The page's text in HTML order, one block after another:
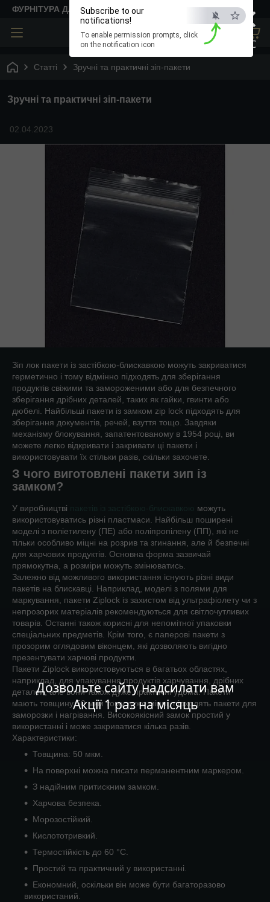
×
ESC
Дозвольте сайту надсилати вам
Акції 1 раз на місяць
Subscribe to our
notifications!
To enable permission prompts, click
on the notification icon
ФУРНІТУРА ДЛЯ ТВОРЧОСТІ
Статті Зручні та практичні зіп-пакети
Зручні та практичні зіп-пакети
02.04.2023
Зіп лок пакети із застібкою-блискавкою можуть закриватися
герметично і тому відмінно підходять для зберігання
продуктів свіжими та замороженими або для безпечного
зберігання дрібних деталей, таких як гайки, гвинти або
дюбелі. Найбільші пакети із замком zip lock підходять для
зберігання документів, речей, взуття тощо. Завдяки
механізму блокування, запатентованому в 1954 році, ви
можете легко відкривати і закривати ці пакети і
використовувати їх стільки разів, скільки захочете.
З чого виготовлені пакети зип із
замком?
У виробництві
можуть
використовуватись різні пластмаси. Найбільш поширені
моделі з поліетилену (ПЕ) або поліпропілену (ПП), які не
тільки особливо міцні на розрив та згинання, але й безпечні
для харчових продуктів. Основна форма зазвичай
прямокутна, а розміри можуть змінюватись.
Залежно від можливого використання існують різні види
пакетів на блискавці. Наприклад, моделі з полями для
маркування, пакети Ziplock із захистом від ультрафіолету чи з
непрозорих матеріалів рекомендуються для світлочутливих
товарів. Останні також корисні для непомітної упаковки
спеціальних предметів. Крім того, є паперові пакети з
прозорим оглядовим віконцем, які дозволяють вигідно
презентувати харчові продукти.
Пакети Ziplock використовуються в багатьох областях,
наприклад, для упакування продуктів харчування, дрібних
деталей, але вони також дуже практичні удома. Пакети
мають товщину 50 мкм тому дуже міцні, підходять пакети для
заморозки і нагрівання. Високоякісний замок простий у
використанні і може закриватися кілька разів.
Характеристики:
Товщина: 50 мкм.
На поверхні можна писати перманентним маркером.
З надійним притискним замком.
Харчова безпека.
Морозостійкий.
Кислототривкий.
Термостійкість до 60 °C.
Простий та практичний у використанні.
Економний, оскільки він може бути багаторазово
використаний.